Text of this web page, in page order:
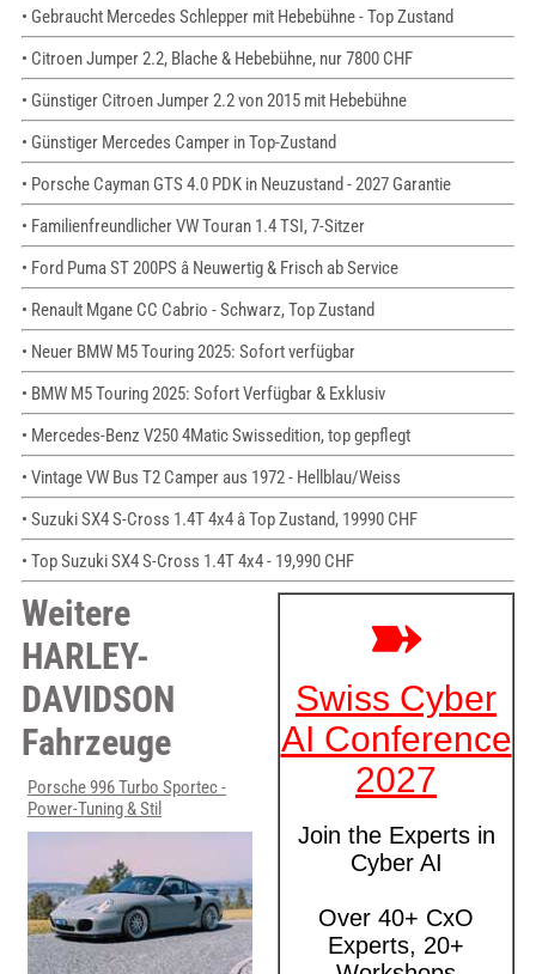
• Gebraucht Mercedes Schlepper mit Hebebühne - Top Zustand
• Citroen Jumper 2.2, Blache & Hebebühne, nur 7800 CHF
• Günstiger Citroen Jumper 2.2 von 2015 mit Hebebühne
• Günstiger Mercedes Camper in Top-Zustand
• Porsche Cayman GTS 4.0 PDK in Neuzustand - 2027 Garantie
• Familienfreundlicher VW Touran 1.4 TSI, 7-Sitzer
• Ford Puma ST 200PS â Neuwertig & Frisch ab Service
• Renault Mgane CC Cabrio - Schwarz, Top Zustand
• Neuer BMW M5 Touring 2025: Sofort verfügbar
• BMW M5 Touring 2025: Sofort Verfügbar & Exklusiv
• Mercedes-Benz V250 4Matic Swissedition, top gepflegt
• Vintage VW Bus T2 Camper aus 1972 - Hellblau/Weiss
• Suzuki SX4 S-Cross 1.4T 4x4 â Top Zustand, 19990 CHF
• Top Suzuki SX4 S-Cross 1.4T 4x4 - 19,990 CHF
Weitere
HARLEY-
DAVIDSON
Fahrzeuge
Porsche 996 Turbo Sportec -
Power-Tuning & Stil